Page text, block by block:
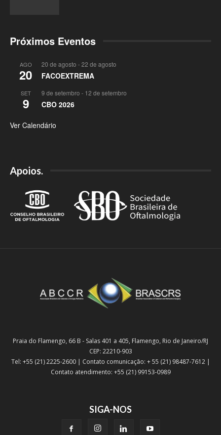
Próximos Eventos
AGO
20
20 de agosto -22 de agosto
FACOEXTREMA
SET
9
9 de setembro - 12 de setembro
CBO 2026
Ver Calendário
Apoios.
Praia do Flamengo, 66 B - Salas 401 a 405, Flamengo, Rio de Janeiro/RJ
CEP: 22210-903
Tel: +55 (21) 2225-2600 | Contato comunicação: + 55 (21) 98487-7612 |
Contato atendimento: +55 (21) 99153-0989
SIGA-NOS